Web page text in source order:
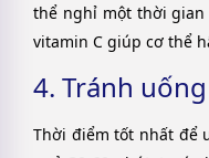
thể nghỉ một thời
vitamin C giúp cơ thể
4. Tránh
Thời điểm tốt nhất để